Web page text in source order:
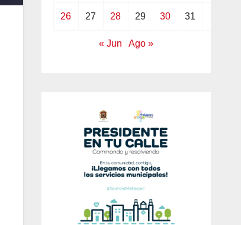
26 27 28 29 30 31
« Jun Ago »